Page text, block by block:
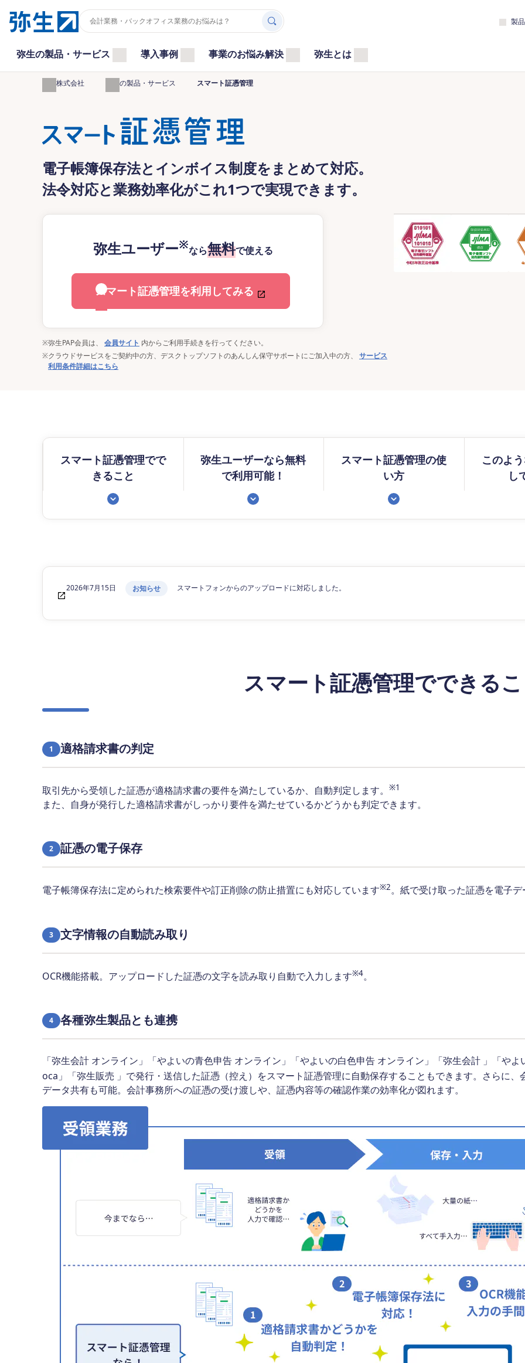
製
弥生の製品・サービス 導入事例 事業のお悩み解決 弥生とは
弥生株式会社 弥生の製品・サービス スマート証憑管理
電子帳簿保存法とインボイス制度をまとめて対応。
法令対応と業務効率化がこれ1つで実現できます。
弥生ユーザー※なら無料で使える
スマート証憑管理を利用してみる
※弥生PAP会員は、 会員サイト 内からご利用手続きを行ってください。
※クラウドサービスをご契約中の方、デスクトップソフトのあんしん保守サポートにご加入中の方、 サービス
利用条件詳細はこちら
スマート証憑管理でで
きること
弥生ユーザーなら無料
で利用可能！
スマート証憑管理の使
い方
このよ
し
2026年7月15日 お知らせ スマートフォンからのアップロードに対応しました。
スマート証憑管理でできる
適格請求書の判定
1
取引先から受領した証憑が適格請求書の要件を満たしているか、自動判定します。 ※1
また、自身が発行した適格請求書がしっかり要件を満たせているかどうかも判定できます。
証憑の電子保存
2
電子帳簿保存法に定められた検索要件や訂正削除の防止措置にも対応しています※2。紙で受け取った証憑を電子
文字情報の自動読み取り
3
OCR機能搭載。アップロードした証憑の文字を読み取り自動で入力します※4。
各種弥生製品とも連携
4
「弥生会計 オンライン」「やよいの青色申告 オンライン」「やよいの白色申告 オンライン」「弥生会計 」「や
oca」「弥生販売 」で発行・送信した証憑（控え）をスマート証憑管理に自動保存することもできます。さらに、
データ共有も可能。会計事務所への証憑の受け渡しや、証憑内容等の確認作業の効率化が図れます。